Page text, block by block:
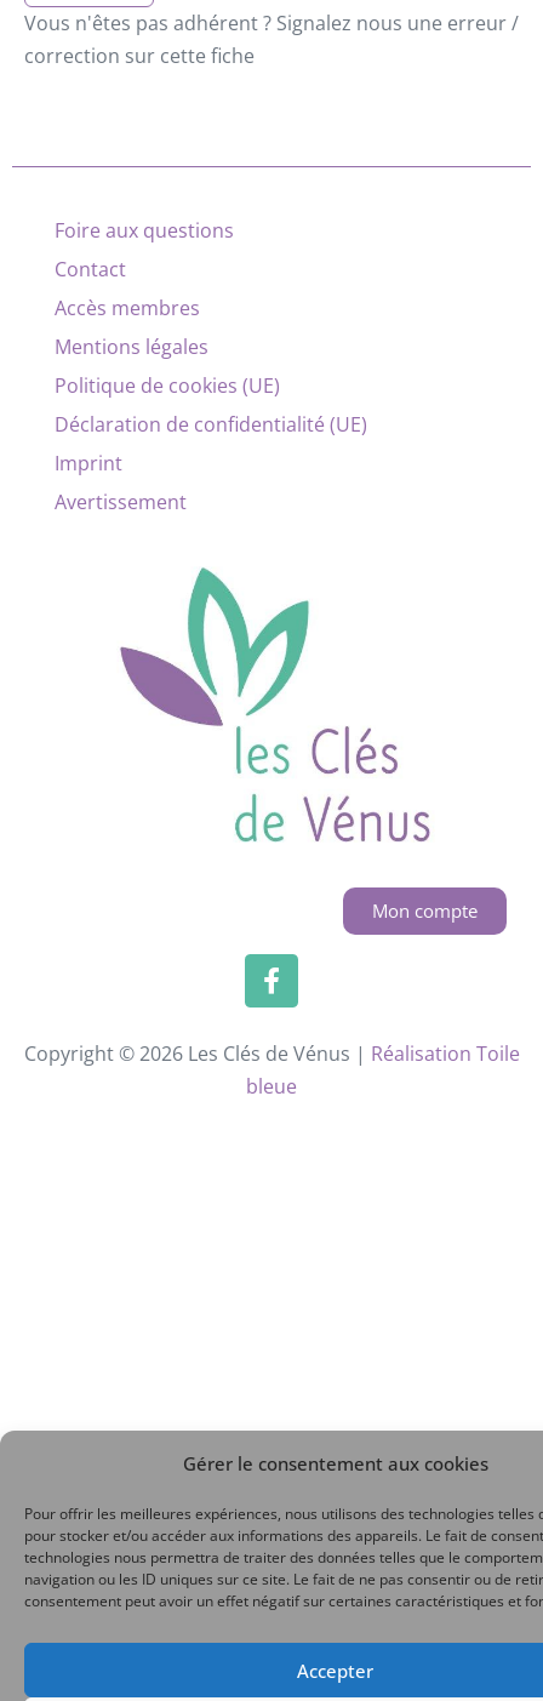
Gérer le consentement aux cookies
Pour offrir les meilleures expériences, nous utilisons des technologies telles
pour stocker et/ou accéder aux informations des appareils. Le fait de
technologies nous permettra de traiter des données telles que le
navigation ou les ID uniques sur ce site. Le fait de ne pas consentir ou de
consentement peut avoir un effet négatif sur certaines caractéristiques et
Accepter
Vous n'êtes pas adhérent ? Signalez nous une erreur /
correction sur cette fiche
Foire aux questions
Contact
Accès membres
Mentions légales
Politique de cookies (UE)
Déclaration de confidentialité (UE)
Imprint
Avertissement
Mon compte
Copyright © 2026 Les Clés de Vénus | Réalisation Toile
bleue